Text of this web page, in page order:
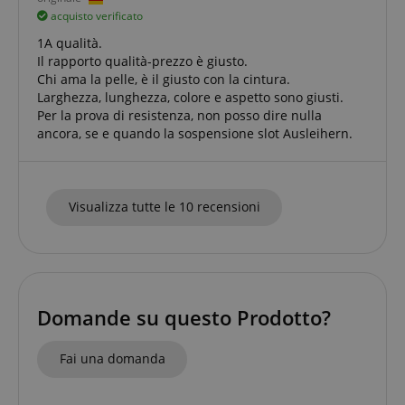
acquisto verificato
1A qualità.
Il rapporto qualità-prezzo è giusto.
Chi ama la pelle, è il giusto con la cintura.
Larghezza, lunghezza, colore e aspetto sono giusti.
Per la prova di resistenza, non posso dire nulla
ancora, se e quando la sospensione slot Ausleihern.
Visualizza tutte le 10 recensioni
Domande su questo Prodotto?
Fai una domanda
degli utenti e la gestione dell'account. Il sito Web
non può essere utilizzato correttamente senza i
cookie strettamente necessari.
Nome
FPGSID
.kirstein.de
www.kirstein.de
Google Privacy Policy